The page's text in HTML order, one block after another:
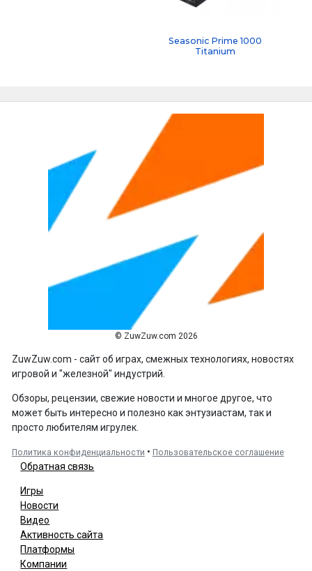
Seasonic Prime 1000
Titanium
© ZuwZuw.com 2026
ZuwZuw.com - сайт об играх, смежных технологиях, новостях
игровой и "железной" индустрий.
Обзоры, рецензии, свежие новости и многое другое, что
может быть интересно и полезно как энтузиастам, так и
просто любителям игрулек.
Политика конфиденциальности • Пользовательское соглашение
Обратная связь
Игры
Новости
Видео
Активность сайта
Платформы
Компании